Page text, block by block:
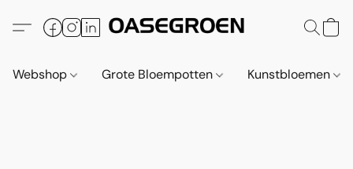
Webshop Grote Bloempotten Kunstbloemen